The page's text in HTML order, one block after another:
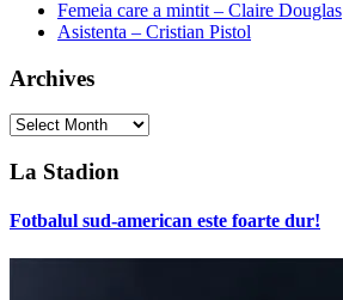
Femeia care a mintit – Claire Douglas
Asistenta – Cristian Pistol
Archives
Archives
La Stadion
Fotbalul sud-american este foarte dur!